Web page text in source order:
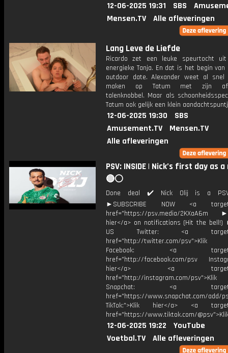
12-06-2025 19:31 SBS
Mensen.TV
Alle afleveringen
Lang Leve de Liefde
Ricardo zet een leuke speurtocht
energieke Tanja. En dat is het begin van
outdoor date. Alexander weet al snel
maken op Tatum met zijn
talenknobbel. Maar als
Tatum ook gelijk een klein
12-06-2025 19:30
SBS
Amusement.TV
Mensen.TV
Alle afleveringen
PSV: INSIDE | Nick’s first day as
🔴⚪️
Done deal ✔️ Nick Olij is a
►SUBSCRIBE NOW <a
href="https://psv.media/2KXaA6m
hier</a> on notifications (Hit the bell!)
US Twitter: <a
href="http://twitter.com/psv">Klik
Facebook: <a
href="http://facebook.com/psv
hier</a> <a
href="http://instagram.com/
Snapchat: <a
href="https://www.snapchat.com/add/
TikTok:">Klik hier</a> <a
href="https://www.tiktok.com/
12-06-2025 19:22
YouTube
Voetbal.TV
Alle afleveringen